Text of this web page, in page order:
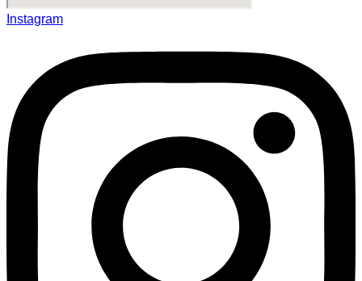
Instagram